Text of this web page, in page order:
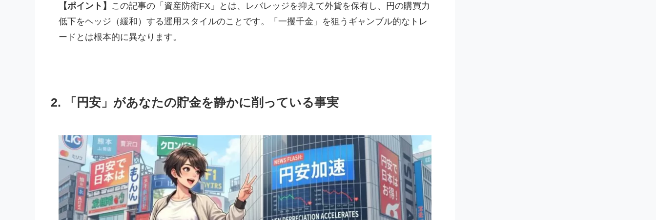
【ポイント】 この記事の「資産防衛FX」とは、レバレッジを抑えて外貨を保有し、円の購買力
低下をヘッジ（緩和）する運用スタイルのことです。「一攫千金」を狙うギャンブル的なトレ
ードとは根本的に異なります。
2. 「円安」があなたの貯金を静かに削っている事実